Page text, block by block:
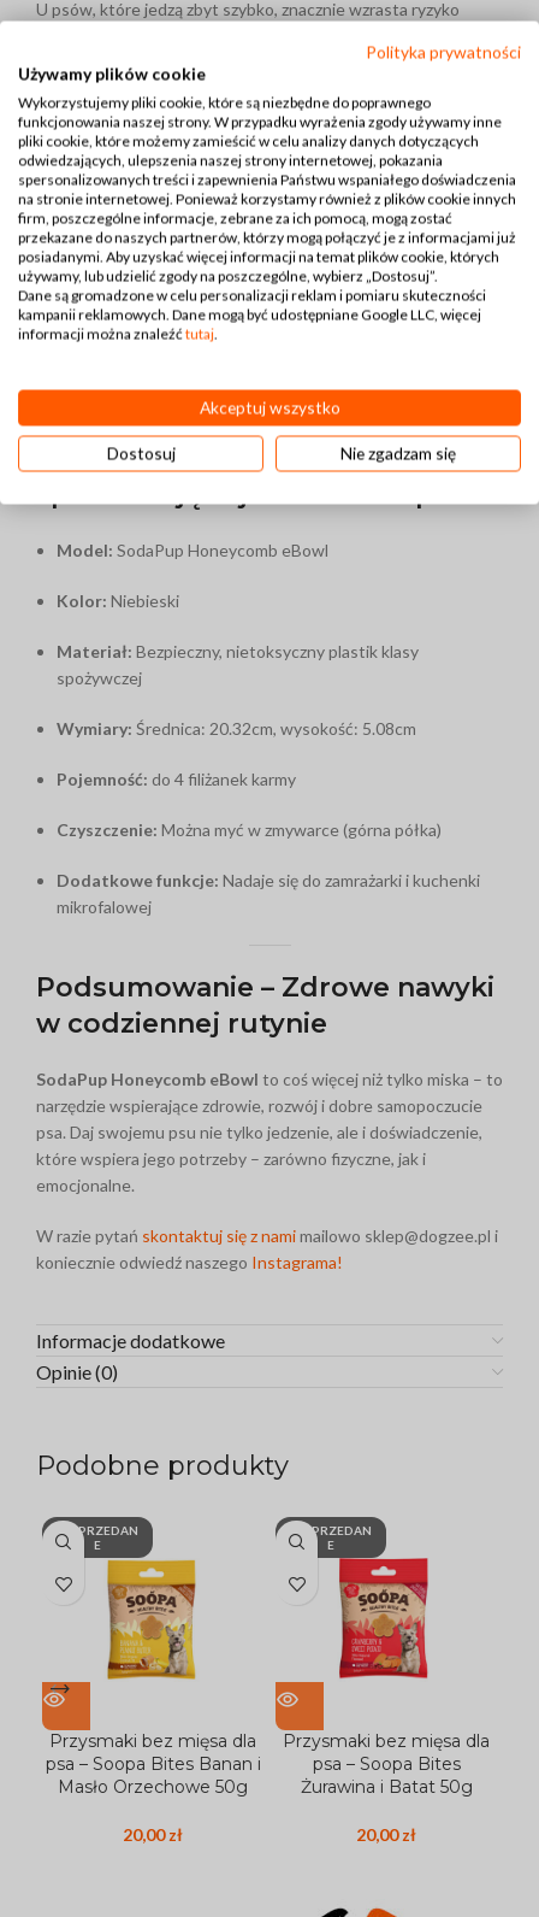
U psów, które jedzą zbyt szybko, znacznie wzrasta ryzyko
niebezpieczny stan, który wymaga natychmiastowej pomocy
weterynaryjnej. Poza tym, łapczywe jedzenie prowadzi do
nadmiernego połykania powietrza, co wywołuje wzdęcia i
dyskomfort. Dzięki misce spowalniającej jedzenie, pies je
spokojniej i dokładniej przeżuwa pokarm, co korzystnie
wpływa na jego ogólne samopoczucie. Ponadto angażujący
sposób podawania jedzenia pomaga w redukowaniu stresu i
frustracji.
Uwaga:Mimo że miska jest bezpieczna, nie należy zostawiać
psa samego z gryzakiem lub miską bez nadzoru, zwłaszcza przy
Specyfikacja produktu – Miska
Model: SodaPup Honeycomb eBowl
Kolor: Niebieski
Materiał: Bezpieczny, nietoksyczny plastik klasy
spożywczej
Wymiary: Średnica: 20.32cm, wysokość: 5.08cm
Pojemność: do 4 filiżanek karmy
Czyszczenie: Można myć w zmywarce (górna półka)
Dodatkowe funkcje: Nadaje się do zamrażarki i kuchenki
mikrofalowej
Podsumowanie – Zdrowe nawyki
w codziennej rutynie
SodaPup Honeycomb eBowl to coś więcej niż tylko miska – to
narzędzie wspierające zdrowie, rozwój i dobre samopoczucie
psa. Daj swojemu psu nie tylko jedzenie, ale i doświadczenie,
które wspiera jego potrzeby – zarówno fizyczne, jak i
emocjonalne.
W razie pytań skontaktuj się z namimailowo sklep@dogzee.pl i
koniecznie odwiedź naszego Instagrama!
Informacje dodatkowe
Opinie (0)
Podobne produkty
WYPRZEDAN
E
Przysmaki bez mięsa dla
psa – Soopa Bites Banan i
Masło Orzechowe 50g
20,00zł
WYPRZEDAN
E
Przysmaki bez mięsa dla
psa – Soopa Bites
Żurawina i Batat 50g
20,00zł
Polityka prywatności
Używamy plików cookie
Wykorzystujemy pliki cookie, które są niezbędne do poprawnego
funkcjonowania naszej strony. W przypadku wyrażenia zgody używamy inne
pliki cookie, które możemy zamieścić w celu analizy danych dotyczących
odwiedzających, ulepszenia naszej strony internetowej, pokazania
spersonalizowanych treści i zapewnienia Państwu wspaniałego doświadczenia
na stronie internetowej. Ponieważ korzystamy również z plików cookie innych
firm, poszczególne informacje, zebrane za ich pomocą, mogą zostać
przekazane do naszych partnerów, którzy mogą połączyć je z informacjami już
posiadanymi. Aby uzyskać więcej informacji na temat plików cookie, których
używamy, lub udzielić zgody na poszczególne, wybierz „Dostosuj”.
Dane są gromadzone w celu personalizacji reklam i pomiaru skuteczności
kampanii reklamowych. Dane mogą być udostępniane Google LLC, więcej
informacji można znaleźćtutaj.
Akceptuj wszystko
Dostosuj Nie zgadzam się